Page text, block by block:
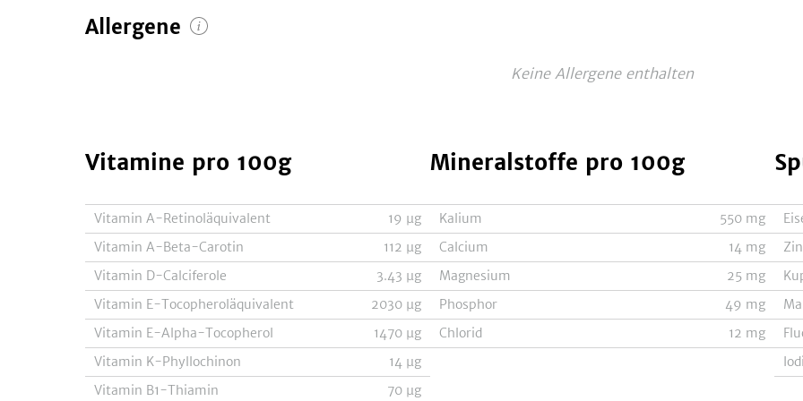
Allergene
Keine Allergene enthalten
Vitamine pro 100g
Vitamin A-Retinoläquivalent 19 µg
Vitamin A-Beta-Carotin
112 µg
Vitamin D-Calciferole
3.43 µg
Vitamin E-Tocopheroläquivalent
2030 µg
Vitamin E-Alpha-Tocopherol
1470 µg
Vitamin K-Phyllochinon
14 µg
Vitamin B1-Thiamin
70 µg
Mineralstoffe pro 100g
Kalium 550 mg
Calcium
14 mg
Magnesium
25 mg
Phosphor
49 mg
Chlorid
12 mg